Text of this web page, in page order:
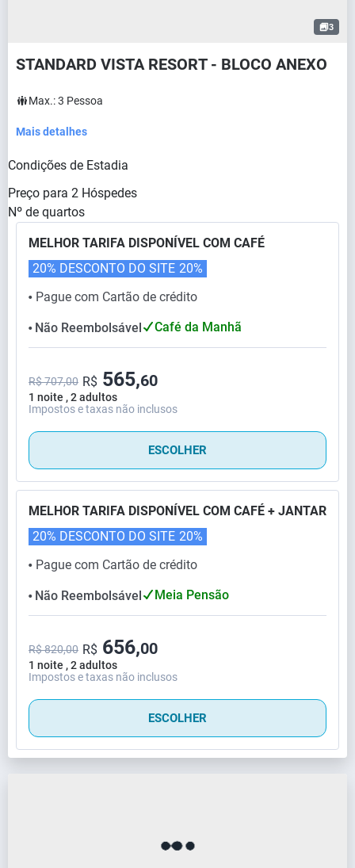
3
STANDARD VISTA RESORT - BLOCO ANEXO
Max.:3 Pessoa
Mais detalhes
Condições de Estadia
Preço para 2 Hóspedes
Nº de quartos
MELHOR TARIFA DISPONÍVEL COM CAFÉ
⬤ Pague com Cartão de crédito
20% DESCONTO DO SITE 20%
⬤ Não Reembolsável Café da Manhã
1 noite , 2 adultos
R$ 707,00 R$ 565,60
Impostos e taxas não inclusos
ESCOLHER
MELHOR TARIFA DISPONÍVEL COM CAFÉ + JANTAR
⬤ Pague com Cartão de crédito
20% DESCONTO DO SITE 20%
⬤ Não Reembolsável Meia Pensão
1 noite , 2 adultos
R$ 820,00 R$ 656,00
Impostos e taxas não inclusos
ESCOLHER